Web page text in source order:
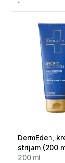
DermEden,
strijam (200
200 ml